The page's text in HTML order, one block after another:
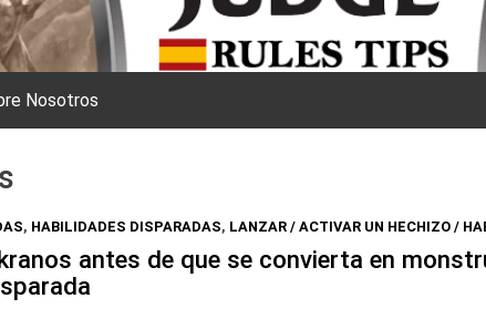
Nosotros
, HABILIDADES DISPARADAS, LANZAR / ACTIVAR UN HECHIZO /
antes de que se convierta en